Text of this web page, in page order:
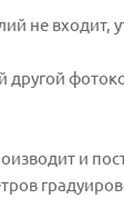
не входит,
и